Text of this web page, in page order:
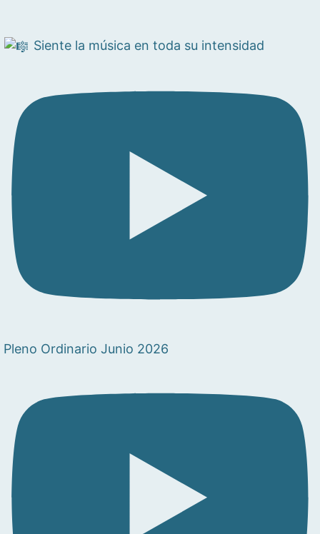
Siente la música en toda su intensidad
Pleno Ordinario Junio 2026